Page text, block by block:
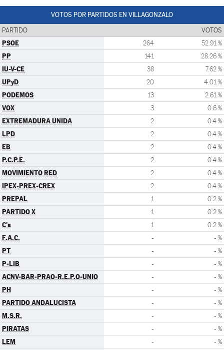
VOTOS POR PARTIDOS EN VILLAGONZALO
PARTIDO VOTOS
PSOE 264 52.91 %
PP 141 28.26 %
IU-V-CE 38 7.62 %
UPyD 20 4.01 %
PODEMOS 13 2.61 %
VOX 3 0.6 %
EXTREMADURA UNIDA 2 0.4 %
LPD 2 0.4 %
EB 2 0.4 %
P.C.P.E. 2 0.4 %
MOVIMIENTO RED 2 0.4 %
IPEX-PREX-CREX 2 0.4 %
PREPAL 1 0.2 %
PARTIDO X 1 0.2 %
C's 1 0.2 %
F.A.C. - - %
PT - - %
P-LIB - - %
ACNV-BAR-PRAO-R.E.P.O-UNIO - - %
PH - - %
PARTIDO ANDALUCISTA - - %
M.S.R. - - %
PIRATAS - - %
LEM - - %